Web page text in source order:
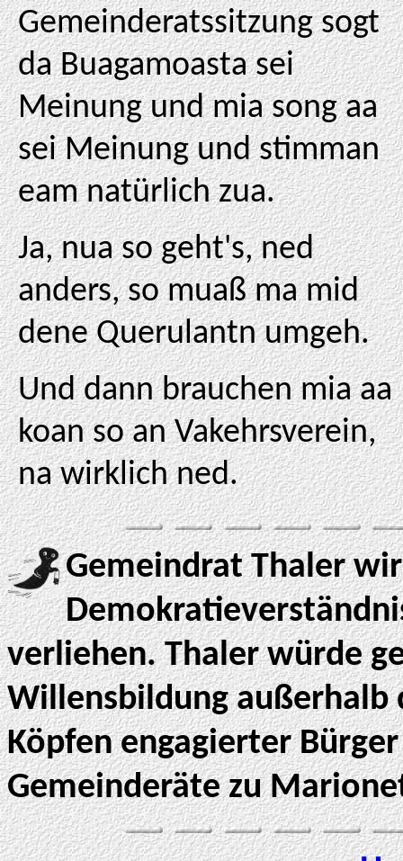
Gemeinderatssitzung sogt
da Buagamoasta sei
Meinung und mia song aa
sei Meinung und stimman
eam natürlich zua.
Ja, nua so geht's, ned
anders, so muaß ma mid
dene Querulantn umgeh.
Und dann brauchen mia aa
koan so an Vakehrsverein,
na wirklich ned.
Gemeindrat Thaler
verliehen. Thaler würde
Willensbildung außerhalb
Köpfen engagierter
Gemeinderäte zu